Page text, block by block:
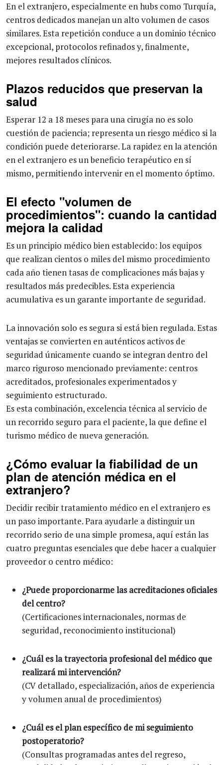
En el extranjero, especialmente en hubs como Turquía,
centros dedicados manejan un alto volumen de casos
similares. Esta repetición conduce a un dominio técnico
excepcional, protocolos refinados y, finalmente,
mejores resultados clínicos.
Plazos reducidos que preservan la
salud
Esperar 12 a 18 meses para una cirugía no es solo
cuestión de paciencia; representa un riesgo médico si la
condición puede deteriorarse. La rapidez en la atención
en el extranjero es un beneficio terapéutico en sí
mismo, permitiendo intervenir en el momento óptimo.
El efecto "volumen de
procedimientos": cuando la cantidad
mejora la calidad
Es un principio médico bien establecido: los equipos
que realizan cientos o miles del mismo procedimiento
cada año tienen tasas de complicaciones más bajas y
resultados más predecibles. Esta experiencia
acumulativa es un garante importante de seguridad.
La innovación solo es segura si está bien regulada. Estas
ventajas se convierten en auténticos activos de
seguridad únicamente cuando se integran dentro del
marco riguroso mencionado previamente: centros
acreditados, profesionales experimentados y
seguimiento estructurado.
Es esta combinación, excelencia técnica al servicio de
un recorrido seguro para el paciente, la que define el
turismo médico de nueva generación.
¿Cómo evaluar la fiabilidad de un
plan de atención médica en el
extranjero?
Decidir recibir tratamiento médico en el extranjero es
un paso importante. Para ayudarle a distinguir un
recorrido serio de una simple promesa, aquí están las
cuatro preguntas esenciales que debe hacer a cualquier
proveedor o centro médico:
¿Puede proporcionarme las acreditaciones oficiales
del centro?
(Certificaciones internacionales, normas de
seguridad, reconocimiento institucional)
¿Cuál es la trayectoria profesional del médico que
realizará mi intervención?
(CV detallado, especialización, años de experiencia
y volumen anual de procedimientos)
¿Cuál es el plan específico de mi seguimiento
postoperatorio?
(Consultas programadas antes del regreso,